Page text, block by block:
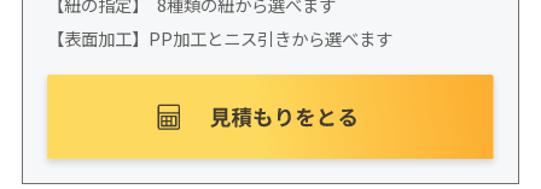
【表面加工】PP加工とニス引きから選べます